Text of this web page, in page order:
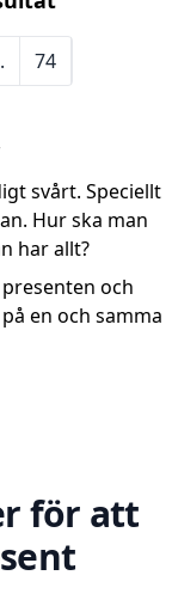
74
svårt. Speciellt
Hur ska man
har allt?
och
en och samma
för att